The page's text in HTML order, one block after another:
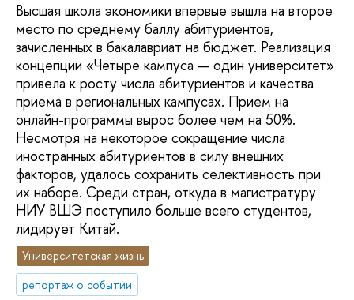
Высшая школа экономики впервые вышла на второе
место по среднему баллу абитуриентов,
зачисленных в бакалавриат на бюджет. Реализация
концепции «Четыре кампуса — один университет»
привела к росту числа абитуриентов и качества
приема в региональных кампусах. Прием на
онлайн-программы вырос более чем на 50%.
Несмотря на некоторое сокращение числа
иностранных абитуриентов в силу внешних
факторов, удалось сохранить селективность при
их наборе. Среди стран, откуда в магистратуру
НИУ ВШЭ поступило больше всего студентов,
лидирует Китай.
Университетская жизнь
репортаж о событии